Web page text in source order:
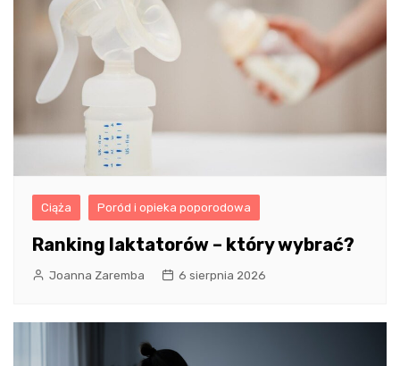
Ciąża Poród i opieka poporodowa
Ranking laktatorów – który wybrać?
Joanna Zaremba 6 sierpnia 2026